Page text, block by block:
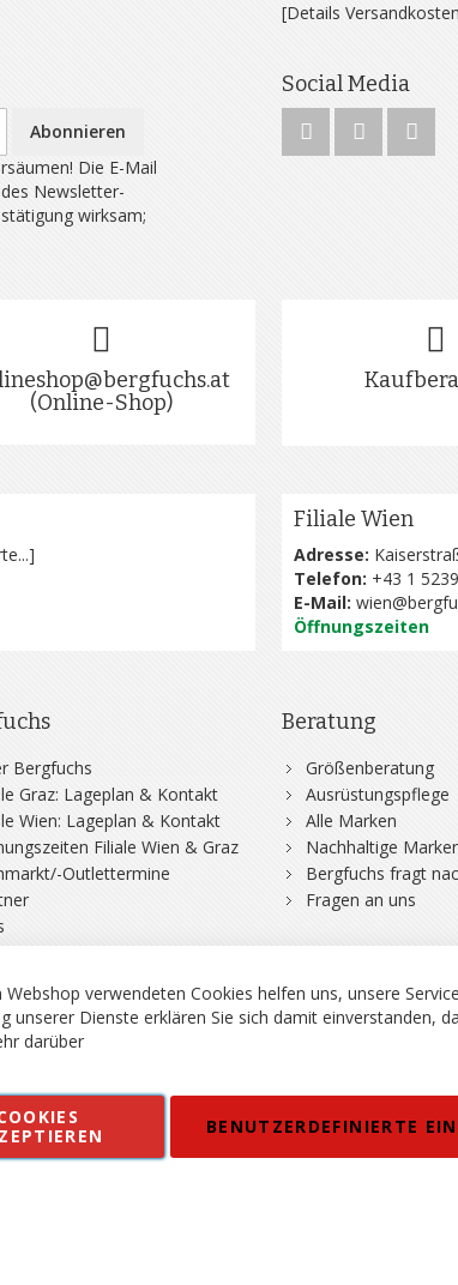
[Details
Abonnieren
Die E-Mail
Newsletter-
wirksam;
Social Media
(Online-Shop)
]
Filiale Wien
Adresse:
Telefon: +43 1
E-Mail:
Öffnungszeiten
Bergfuchs
Graz: Lageplan & Kontakt
Wien: Lageplan & Kontakt
Filiale Wien & Graz
Outlettermine
Beratung
Größenberatung
Ausrüstungspflege
Alle Marken
Nachhaltige
Bergfuchs fragt
Fragen an uns
Kontakt AGB Datenschutz
in EUR, Angebot solange Vorrat reicht. Fehler,
Webshop verwendeten Cookies helfen uns, unsere
unserer Dienste erklären Sie sich damit einverstanden,
darüber
BENUTZERDEFINIERTE